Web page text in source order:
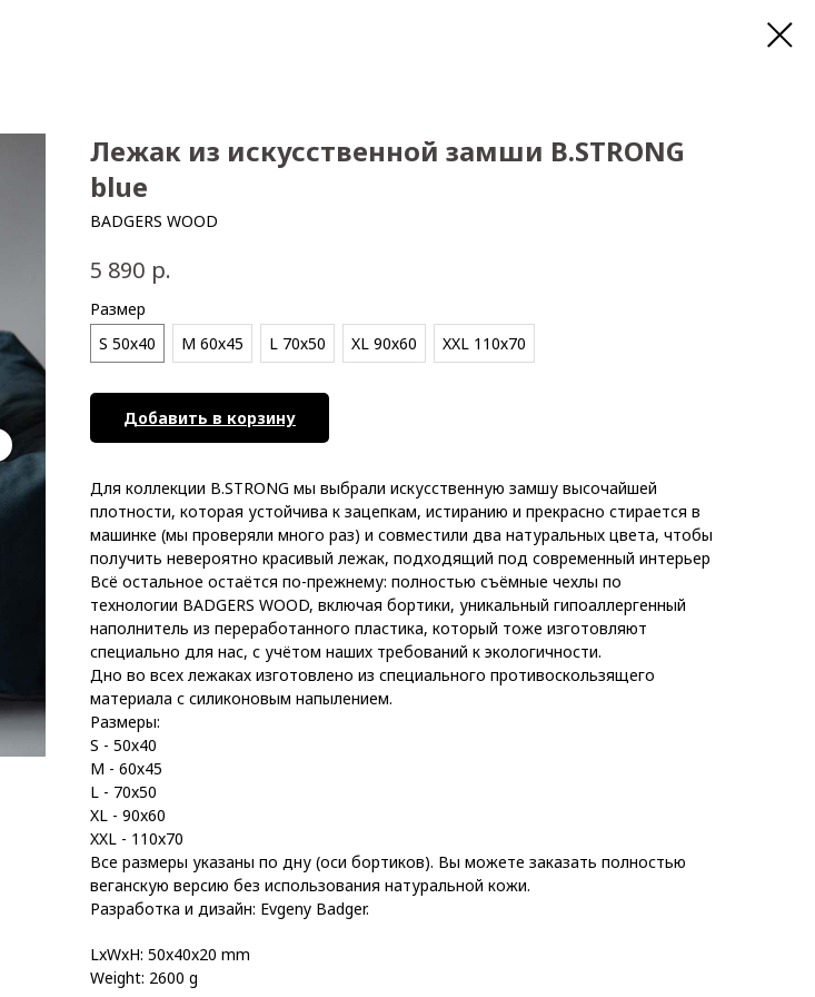
Лежак из искусственной замши B.STRONG
blue
BADGERS WOOD
5 890 р.
Размер
S 50х40
М 60х45 L 70х50 XL 90х60 XXL 110х70
Добавить в корзину
Для коллекции B.STRONG мы выбрали искусственную замшу высочайшей
плотности, которая устойчива к зацепкам, истиранию и прекрасно стирается в
машинке (мы проверяли много раз) и совместили два натуральных цвета, чтобы
получить невероятно красивый лежак, подходящий под современный интерьер
Всё остальное остаётся по-прежнему: полностью съёмные чехлы по
технологии BADGERS WOOD, включая бортики, уникальный гипоаллергенный
наполнитель из переработанного пластика, который тоже изготовляют
специально для нас, с учётом наших требований к экологичности.
Дно во всех лежаках изготовлено из специального противоскользящего
материала с силиконовым напылением.
Размеры:
S - 50х40
M - 60х45
L - 70x50
XL - 90x60
XXL - 110x70
Все размеры указаны по дну (оси бортиков). Вы можете заказать полностью
веганскую версию без использования натуральной кожи.
Разработка и дизайн: Evgeny Badger.
LxWxH: 50x40x20 mm
Weight: 2600 g